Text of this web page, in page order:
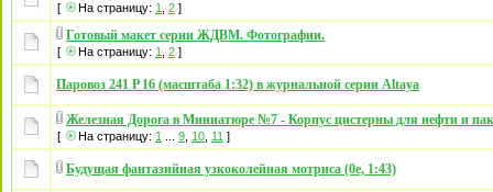
[ На страницу: 1 2 ]
Готовый макет серии ЖДВМ. Фотографии.
[ На страницу: 1 2 ]
Паровоз 241 P 16 (масштаба 1:32) в журнальной серии Altaya
Железная Дорога в Миниатюре №7 - Корпус цистерны для нефти и
[ На страницу: 1 9 10 11 ]
Будущая фантазийная узкоколейная мотриса (0е, 1:43)